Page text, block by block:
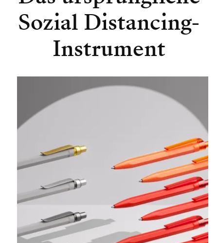
Sozial Distancing-
Instrument